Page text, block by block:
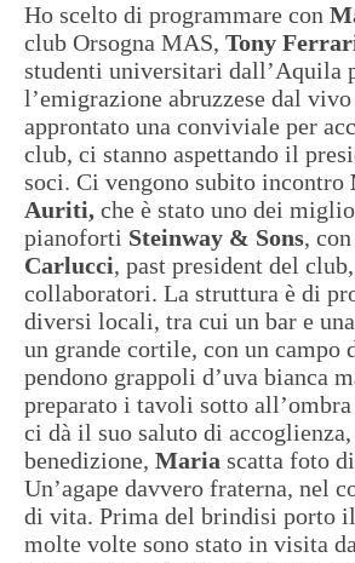
Ho scelto di programmare con
club Orsogna MAS, Tony
studenti universitari dall’Aquila
l’emigrazione abruzzese dal
approntato una conviviale per
club, ci stanno aspettando il
soci. Ci vengono subito incontro
Auriti, che è stato uno dei
pianoforti Steinway & Sons,
Carlucci, past president del
collaboratori. La struttura è di
diversi locali, tra cui un bar e
un grande cortile, con un campo
pendono grappoli d’uva bianca
preparato i tavoli sotto
ci dà il suo saluto di accoglienza,
benedizione, Maria scatta foto
Un’agape davvero fraterna, nel
di vita. Prima del brindisi porto
molte volte sono stato in visita